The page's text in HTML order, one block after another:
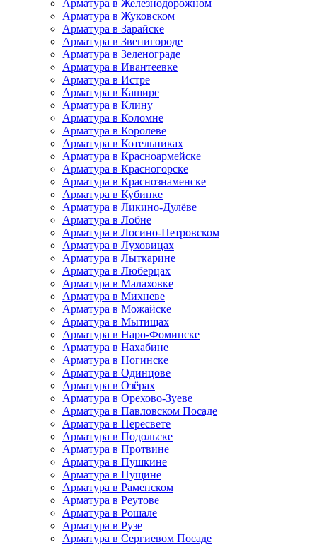
Арматура в Железнодорожном
Арматура в Жуковском
Арматура в Зарайске
Арматура в Звенигороде
Арматура в Зеленограде
Арматура в Ивантеевке
Арматура в Истре
Арматура в Кашире
Арматура в Клину
Арматура в Коломне
Арматура в Королеве
Арматура в Котельниках
Арматура в Красноармейске
Арматура в Красногорске
Арматура в Краснознаменске
Арматура в Кубинке
Арматура в Ликино-Дулёве
Арматура в Лобне
Арматура в Лосино-Петровском
Арматура в Луховицах
Арматура в Лыткарине
Арматура в Люберцах
Арматура в Малаховке
Арматура в Михневе
Арматура в Можайске
Арматура в Мытищах
Арматура в Наро-Фоминске
Арматура в Нахабине
Арматура в Ногинске
Арматура в Одинцове
Арматура в Озёрах
Арматура в Орехово-Зуеве
Арматура в Павловском Посаде
Арматура в Пересвете
Арматура в Подольске
Арматура в Протвине
Арматура в Пушкине
Арматура в Пущине
Арматура в Раменском
Арматура в Реутове
Арматура в Рошале
Арматура в Рузе
Арматура в Сергиевом Посаде